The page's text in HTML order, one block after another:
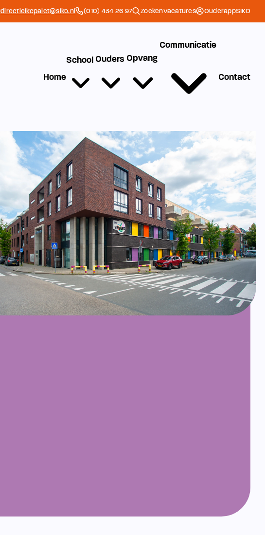
directieikcpalet@siko.nl (010) 434 26 97 ZoekenVacatures OuderappSIKO
Home
School Ouders Opvang
Communicatie
Contact